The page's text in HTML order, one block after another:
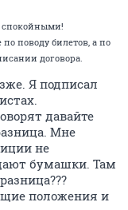
спокойными!
поводу билетов, а по
договора.
Я подписал
давайте
Мне
не
бумашки. Там
положения и